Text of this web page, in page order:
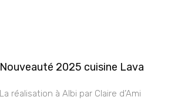
Nouveauté 2025 cuisine Lava
La réalisation à Albi par Claire d’Ami